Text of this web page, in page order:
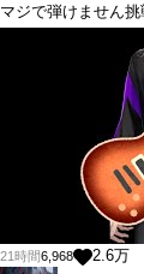
マジで弾けません
21時間6,968 2.6万